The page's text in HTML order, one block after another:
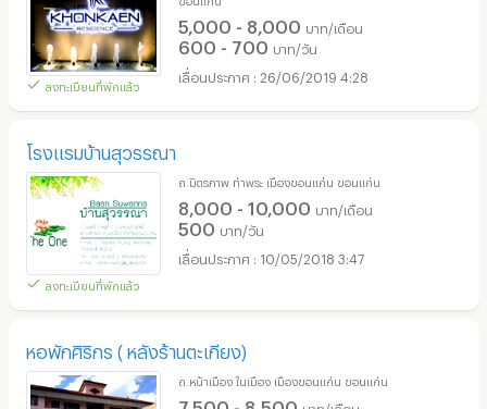
ลงทะเบียนที่พักแล้ว
5,000 - 8,000 บาท/เดือน
600 - 700 บาท/วัน
26/06/2019 4:28
โรงแรมบ้านสุวรรณา
ลงทะเบียนที่พักแล้ว
ถ.มิตรภาพ ท่าพระ เมืองขอนแก่น ขอนแก่น
8,000 - 10,000 บาท/เดือน
500 บาท/วัน
10/05/2018 3:47
หอพักศิริกร ( หลังร้านตะเกียง)
ถ.หน้าเมือง ในเมือง เมืองขอนแก่น ขอนแก่น
7,500 - 8,500 บาท/เดือน